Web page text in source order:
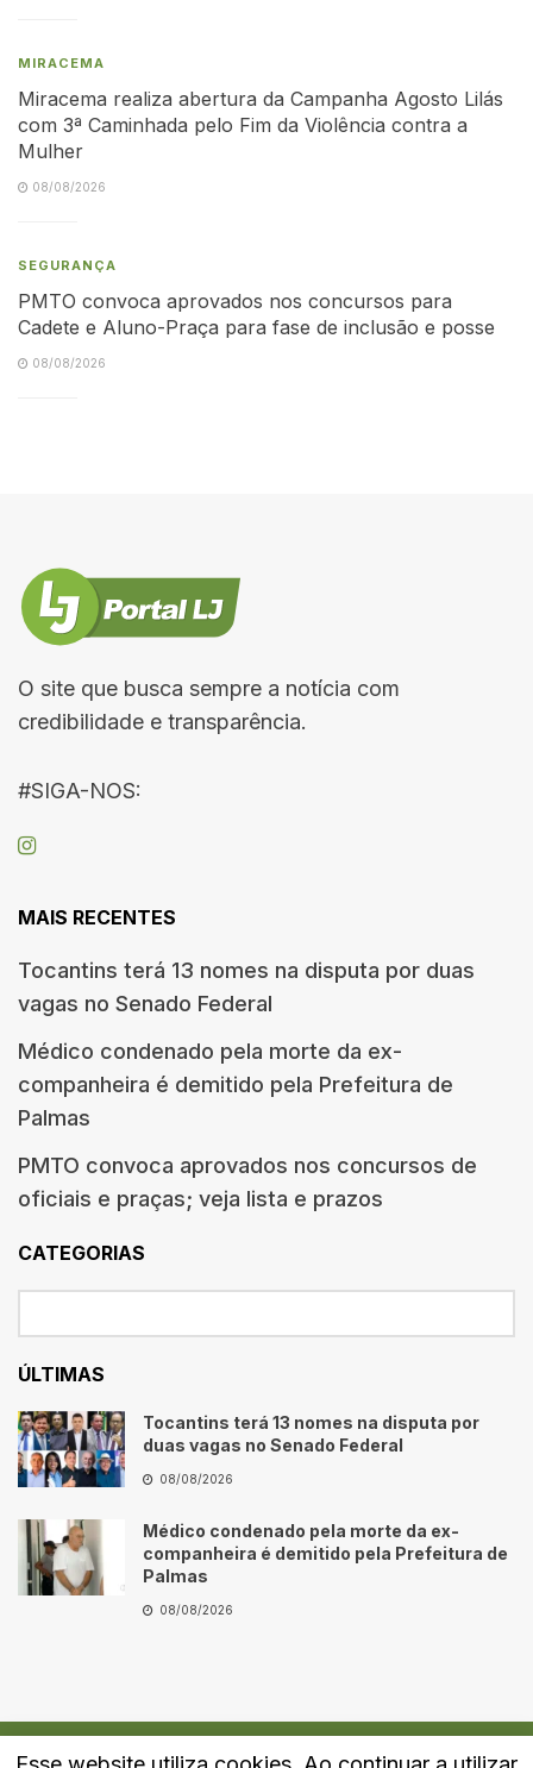
MIRACEMA
Miracema realiza abertura da Campanha Agosto Lilás
com 3ª Caminhada pelo Fim da Violência contra a
Mulher
08/08/2026
SEGURANÇA
PMTO convoca aprovados nos concursos para
Cadete e Aluno-Praça para fase de inclusão e posse
08/08/2026
O site que busca sempre a notícia com
credibilidade e transparência.
#SIGA-NOS:
MAIS RECENTES
Tocantins terá 13 nomes na disputa por duas
vagas no Senado Federal
Médico condenado pela morte da ex-
companheira é demitido pela Prefeitura de
Palmas
PMTO convoca aprovados nos concursos de
oficiais e praças; veja lista e prazos
CATEGORIAS
ÚLTIMAS
Tocantins terá 13 nomes na disputa por
duas vagas no Senado Federal
08/08/2026
Médico condenado pela morte da ex-
companheira é demitido pela Prefeitura de
Palmas
08/08/2026